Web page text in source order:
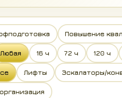
Повышение
Любая 16 ч 72 ч 120 ч
Лифты Эскалаторы/